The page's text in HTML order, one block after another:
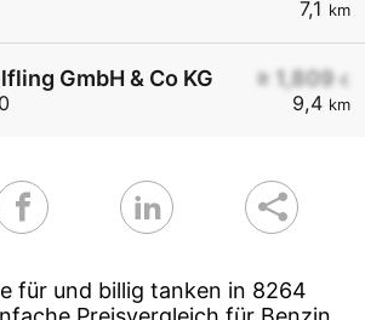
7,1 km
≥ 1,809 €
9,4 km
GmbH & Co KG
für und billig tanken in 8264